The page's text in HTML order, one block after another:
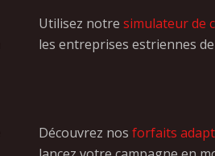
Utilisez notre simulateur de
les entreprises estriennes
Découvrez nos forfaits